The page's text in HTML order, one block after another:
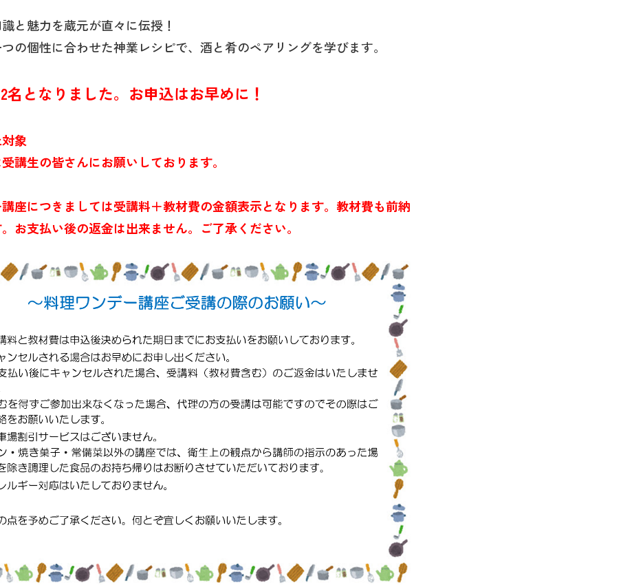
と魅力を蔵元が直々に伝授！
の個性に合わせた神業レシピで、酒と肴のペアリングを学びます。
名となりました。お申込はお早めに！
象
講生の皆さんにお願いしております。
座につきましては受講料＋教材費の金額表示となります。教材費も前納
お支払い後の返金は出来ません。ご了承ください。